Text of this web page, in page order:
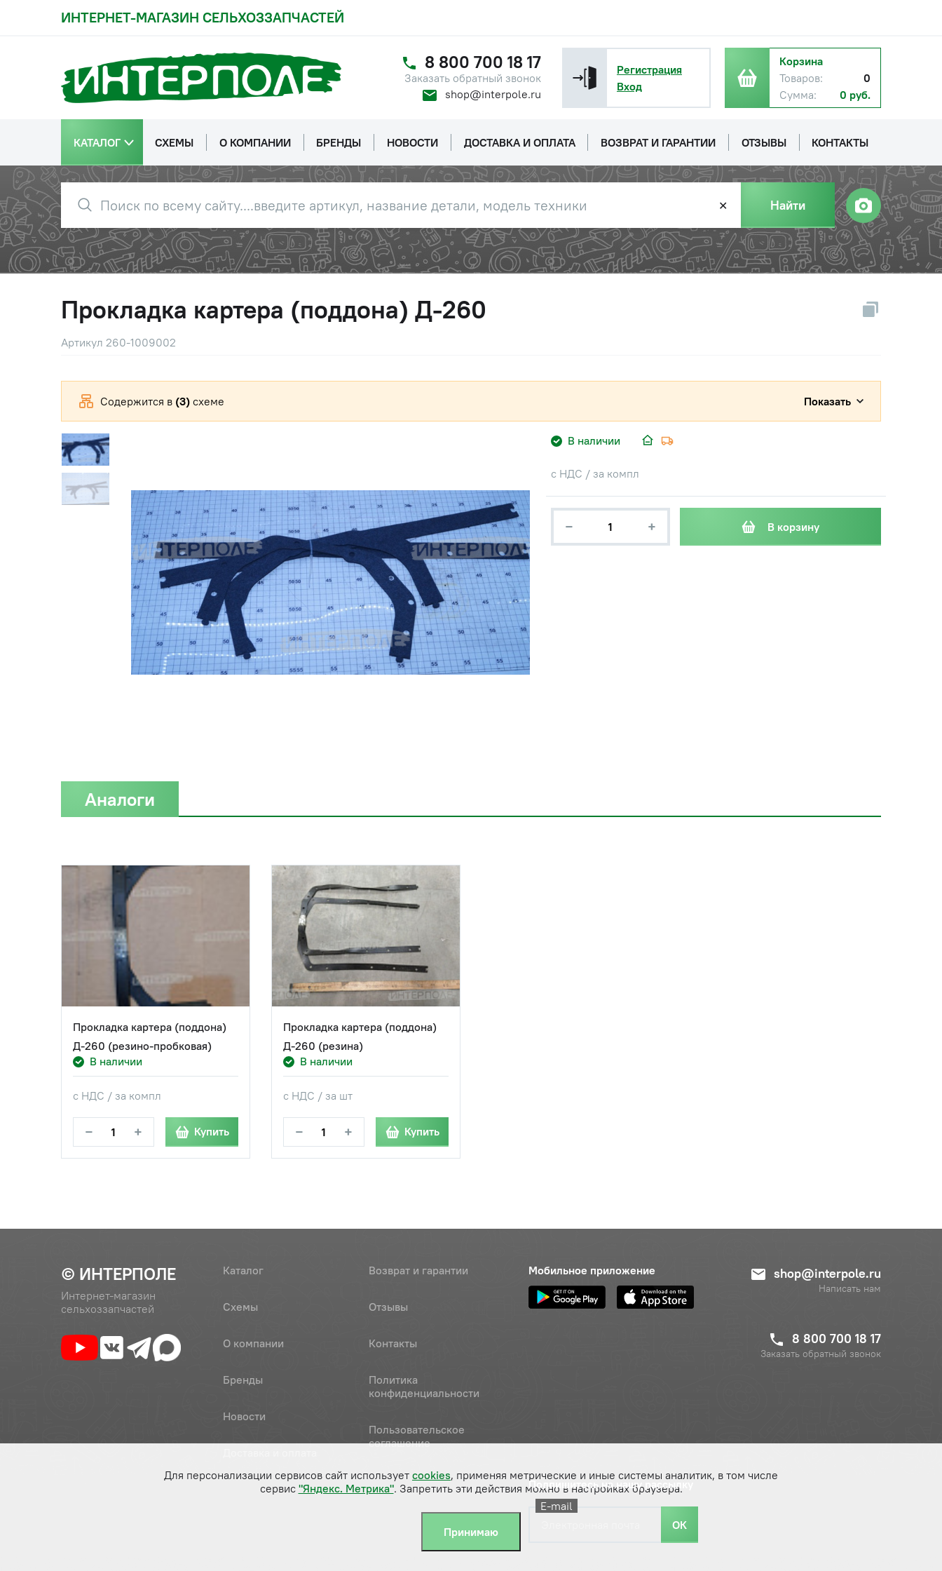
ИНТЕРНЕТ-МАГАЗИН СЕЛЬХОЗЗАПЧАСТЕЙ
8 800 700 18 17
Заказать обратный звонок
shop@interpole.ru
Регистрация
Вход
Корзина
Товаров:
0
Сумма:
0 руб.
КАТАЛОГ СХЕМЫ О КОМПАНИИ БРЕНДЫ НОВОСТИ ДОСТАВКА И ОПЛАТА ВОЗВРАТ И ГАРАНТИИ ОТЗЫВЫ КОНТАКТЫ
✕ Найти
Прокладка картера (поддона) Д-260
Артикул 260-1009002
В наличии
с НДС / за компл
− + В корзину
Содержится в (3) схеме Показать
Аналоги
Прокладка картера (поддона)
Д-260 (резино-пробковая)
В наличии
с НДС / за компл
− + Купить
Прокладка картера (поддона)
Д-260 (резина)
В наличии
с НДС / за шт
− + Купить
© ИНТЕРПОЛЕ
Интернет-магазин
сельхоззапчастей
Каталог
Схемы
О компании
Бренды
Новости
Возврат и гарантии
Отзывы
Контакты
Политика
конфиденциальности
Пользовательское
соглашение
Мобильное приложение shop@interpole.ru
Написать нам
8 800 700 18 17
Заказать обратный звонок
Подпишитесь на нашу рассылку
E-mail
ОК
Для персонализации сервисов сайт использует cookies, применяя метрические и иные системы аналитик, в том числе
сервис "Яндекс. Метрика". Запретить эти действия можно в настройках браузера.
Принимаю